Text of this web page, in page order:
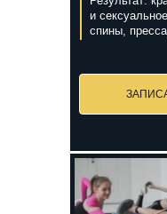
и
спины,